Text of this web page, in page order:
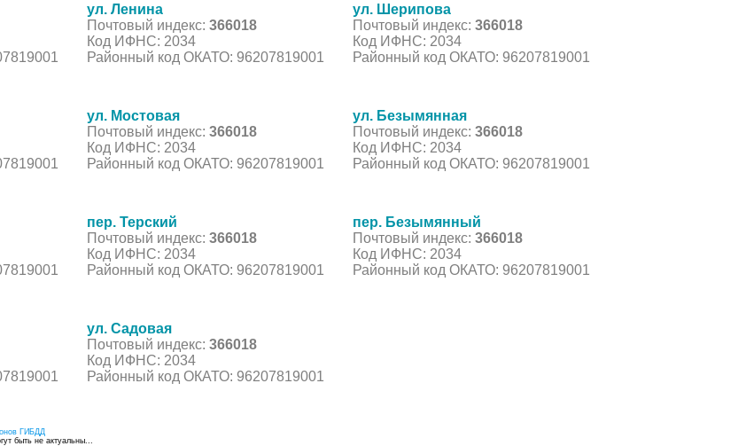
ул. Ленина
Почтовый индекс: 366018
Код ИФНС: 2034
Районный код ОКАТО: 96207819001
ул. Шерипова
Почтовый индекс: 366018
Код ИФНС: 2034
Районный код ОКАТО: 96207819001
ул. Мостовая
Почтовый индекс: 366018
Код ИФНС: 2034
Районный код ОКАТО: 96207819001
ул. Безымянная
Почтовый индекс: 366018
Код ИФНС: 2034
Районный код ОКАТО: 96207819001
пер. Терский
Почтовый индекс: 366018
Код ИФНС: 2034
Районный код ОКАТО: 96207819001
пер. Безымянный
Почтовый индекс: 366018
Код ИФНС: 2034
Районный код ОКАТО: 96207819001
ул. Садовая
Почтовый индекс: 366018
Код ИФНС: 2034
Районный код ОКАТО: 96207819001
ГИБДД
быть не актуальны...